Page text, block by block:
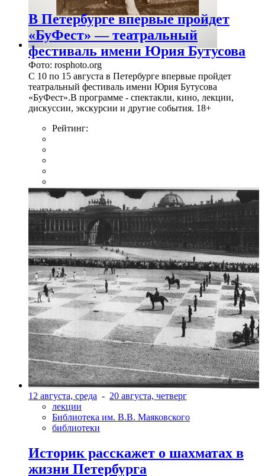
Фото: rosphoto.org
В Петербурге впервые пройдет
«БуФест» — театральный
фестиваль имени Юрия Бутусова
С 10 по 15 августа в Петербурге впервые пройдет
театральный фестиваль имени Юрия Бутусова
«БуФест».В программе - спектакли, кино, лекции,
дискуссии, экскурсии и другие события. 18+
Рейтинг:
12 августа, среда - 20 августа, четверг
лекции
Библиотека им. В.В. Маяковского
библиотеки
Историк расскажет о шахматах в
жизни Петербурга